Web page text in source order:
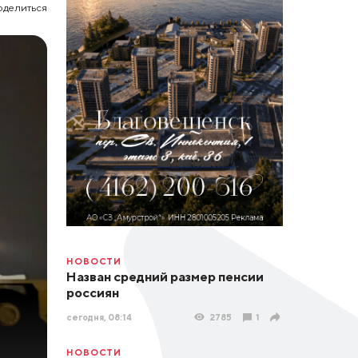
НОВОСТИ
Назван средний размер пенсии
россиян
сегодня, 08:14 2785 1
НОВОСТИ